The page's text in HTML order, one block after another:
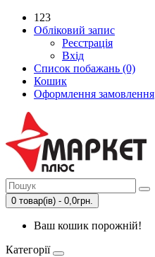
123
Обліковий запис
Реєстрація
Вхід
Список побажань (0)
Кошик
Оформлення замовлення
0 товар(ів) - 0,0грн.
Ваш кошик порожній!
Категорії